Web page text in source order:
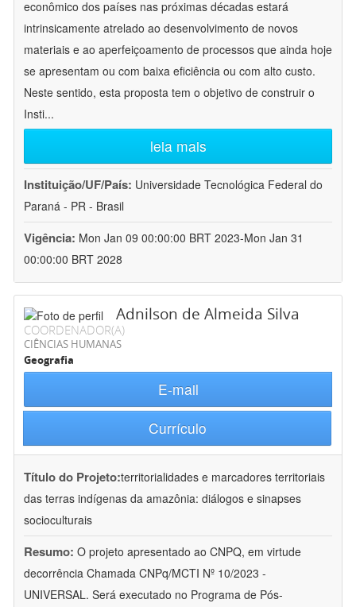
econômico dos países nas próximas décadas estará
intrinsicamente atrelado ao desenvolvimento de novos
materiais e ao aperfeiçoamento de processos que ainda hoje
se apresentam ou com baixa eficiência ou com alto custo.
Neste sentido, esta proposta tem o objetivo de construir o
Insti...
leia mais
Instituição/UF/País: Universidade Tecnológica Federal do
Paraná - PR - Brasil
Vigência: Mon Jan 09 00:00:00 BRT 2023-Mon Jan 31
00:00:00 BRT 2028
Adnilson de Almeida Silva
COORDENADOR(A)
CIÊNCIAS HUMANAS
Geografia
E-mail
Currículo
Título do Projeto:territorialidades e marcadores territoriais
das terras indígenas da amazônia: diálogos e sinapses
socioculturais
Resumo: O projeto apresentado ao CNPQ, em virtude
decorrência Chamada CNPq/MCTI Nº 10/2023 -
UNIVERSAL. Será executado no Programa de Pós-